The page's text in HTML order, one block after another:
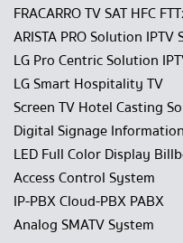
FRACARRO TV SAT HFC
ARISTA PRO Solution IPTV
LG Pro Centric Solution
LG Smart Hospitality TV
Screen TV Hotel Casting
Digital Signage
LED Full Color Display
Access Control System
IP-PBX Cloud-PBX PABX
Analog SMATV System